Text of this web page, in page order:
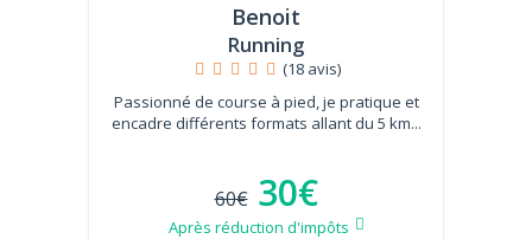
Benoit
Running
(18 avis)
Passionné de course à pied, je pratique et
encadre différents formats allant du 5 km...
60€ 30€
Après réduction d'impôts